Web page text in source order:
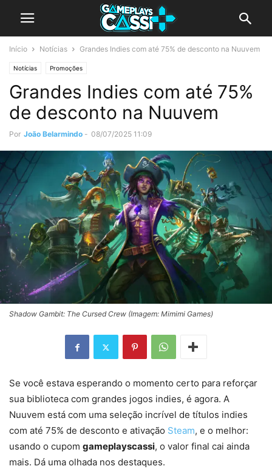
Início Notícias Grandes Indies com até 75% de desconto na Nuuvem
Notícias Promoções
Grandes Indies com até 75%
de desconto na Nuuvem
Por João Belarmindo - 08/07/2025 11:09
Shadow Gambit: The Cursed Crew (Imagem: Mimimi Games)
Se você estava esperando o momento certo para reforçar
sua biblioteca com grandes jogos indies, é agora. A
Nuuvem está com uma seleção incrível de títulos indies
com até 75% de desconto e ativação Steam, e o melhor:
usando o cupom gameplayscassi, o valor final cai ainda
mais. Dá uma olhada nos destaques.